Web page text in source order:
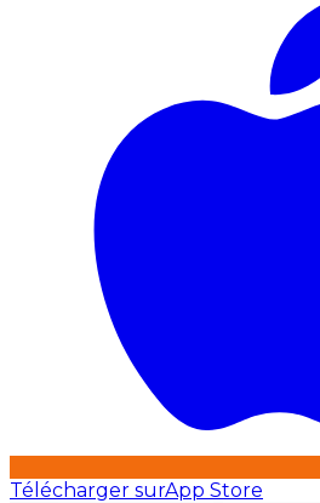
Télécharger surApp Store